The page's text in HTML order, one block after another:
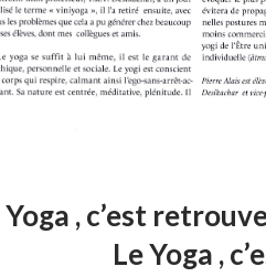
Yoga , c’est
Yoga ,